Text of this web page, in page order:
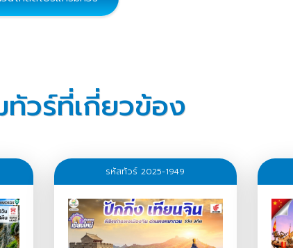
ทัวร์ที่เกี่ยวข้อง
รหัสทัวร์ 2025-1949